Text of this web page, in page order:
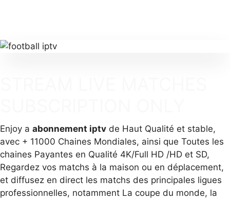
Enjoy a abonnement iptv de Haut Qualité et stable,
avec + 11000 Chaines Mondiales, ainsi que Toutes les
chaines Payantes en Qualité 4K/Full HD /HD et SD,
Regardez vos matchs à la maison ou en déplacement,
et diffusez en direct les matchs des principales ligues
professionnelles, notamment La coupe du monde, la